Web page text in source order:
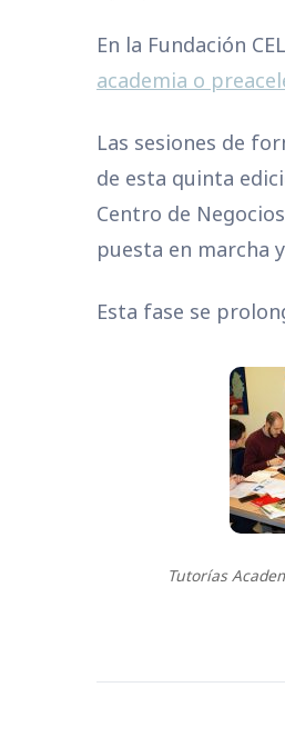
En la Fundación
academia o
Las sesiones de
de esta quinta
Centro de
puesta en marcha
Esta fase se
Tutorías